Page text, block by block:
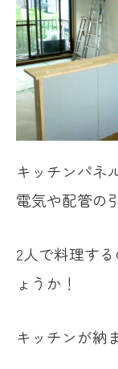
キッチンパネ
電気や配管の
2人で料理す
ょうか！
キッチンが納